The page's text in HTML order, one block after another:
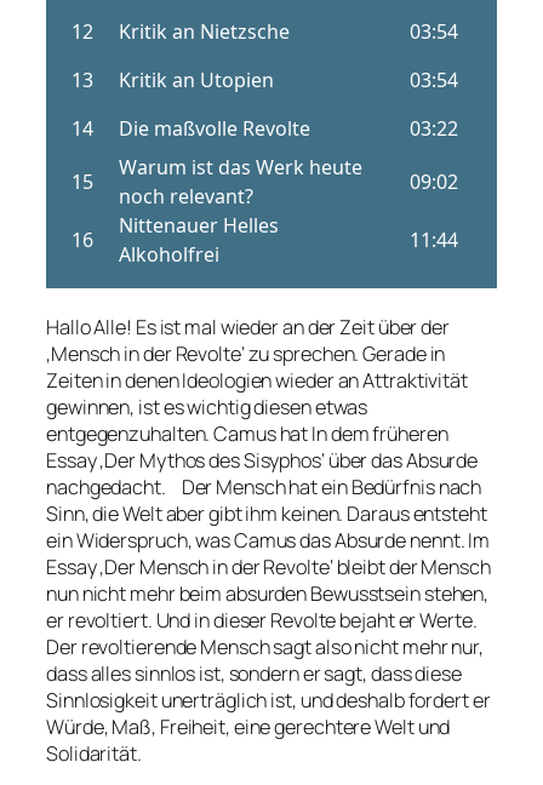
Hallo Alle! Es ist mal wieder an der Zeit über der
‚Mensch in der Revolte‘ zu sprechen. Gerade in
Zeiten in denen Ideologien wieder an Attraktivität
gewinnen, ist es wichtig diesen etwas
entgegenzuhalten. Camus hat In dem früheren
Essay ‚Der Mythos des Sisyphos‘ über das Absurde
nachgedacht. Der Mensch hat ein Bedürfnis nach
Sinn, die Welt aber gibt ihm keinen. Daraus entsteht
ein Widerspruch, was Camus das Absurde nennt. Im
Essay ‚Der Mensch in der Revolte‘ bleibt der Mensch
nun nicht mehr beim absurden Bewusstsein stehen,
er revoltiert. Und in dieser Revolte bejaht er Werte.
Der revoltierende Mensch sagt also nicht mehr nur,
dass alles sinnlos ist, sondern er sagt, dass diese
Sinnlosigkeit unerträglich ist, und deshalb fordert er
Würde, Maß, Freiheit, eine gerechtere Welt und
Solidarität.